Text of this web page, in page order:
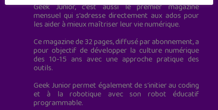
Geek Junior, c’est aussi le premier magazine
mensuel qui s’adresse directement aux ados pour
les aider à mieux maîtriser leur vie numérique.
Ce magazine de 32 pages, diffusé par abonnement, a
pour objectif de développer la culture numérique
des 10-15 ans avec une approche pratique des
outils.
Geek Junior permet également de s'initier au coding
et à la robotique avec son robot éducatif
programmable.